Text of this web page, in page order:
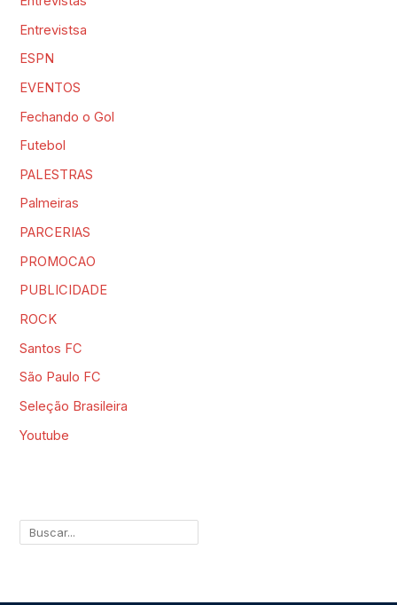
Entrevistsa
ESPN
EVENTOS
Fechando o Gol
Futebol
PALESTRAS
Palmeiras
PARCERIAS
PROMOCAO
PUBLICIDADE
ROCK
Santos FC
São Paulo FC
Seleção Brasileira
Youtube